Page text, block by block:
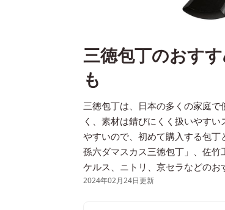
三徳包丁のおす
も
三徳包丁は、日本の多くの家庭
く、素材は錆びにくく扱いやす
やすいので、初めて購入する包
孫六ダマスカス三徳包丁」、佐
ケルス、ニトリ、京セラなどのお
2024年02月24日更新